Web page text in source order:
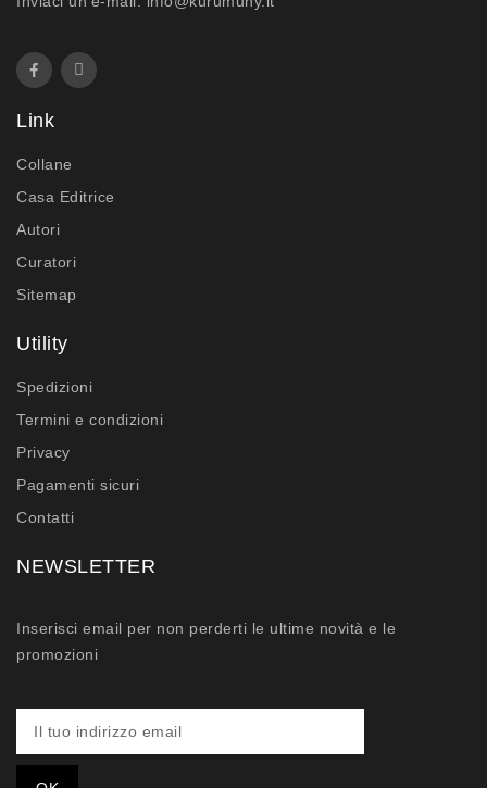
Link
Collane
Casa Editrice
Autori
Curatori
Sitemap
Utility
Spedizioni
Termini e condizioni
Privacy
Pagamenti sicuri
Contatti
NEWSLETTER
Inserisci email per non perderti le ultime novità e le
promozioni